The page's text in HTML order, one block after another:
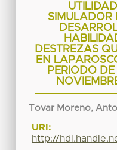
SIMULADOR
DESTREZAS
EN
PERIODO
Tovar Moreno,
URI:
http://